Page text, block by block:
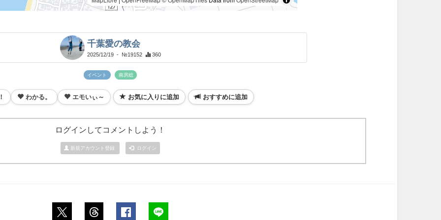
千葉愛の教会
2025/12/19 - №19152 360
イベント 南房総
わかる。 エモいぃ～ お気に入りに追加 おすすめに追加
ログインしてコメントしよう！
新規アカウント登録 ログイン